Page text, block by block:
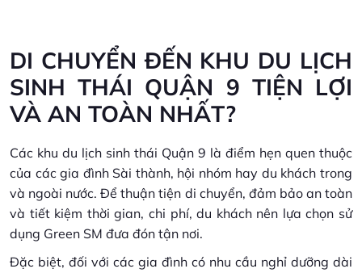
DI CHUYỂN ĐẾN KHU DU LỊCH
SINH THÁI QUẬN 9 TIỆN LỢI
VÀ AN TOÀN NHẤT?
Các khu du lịch sinh thái Quận 9 là điểm hẹn quen thuộc
của các gia đình Sài thành, hội nhóm hay du khách trong
và ngoài nước. Để thuận tiện di chuyển, đảm bảo an toàn
và tiết kiệm thời gian, chi phí, du khách nên lựa chọn sử
dụng Green SM đưa đón tận nơi.
Đặc biệt, đối với các gia đình có nhu cầu nghỉ dưỡng dài